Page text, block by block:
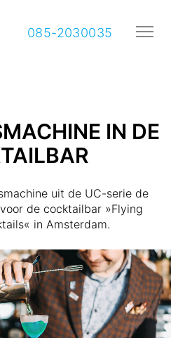
085-2030035
IN DE
uit de UC-serie de
de cocktailbar »Flying
in Amsterdam.